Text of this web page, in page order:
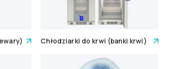
Chłodziarki do krwi (banki krwi)